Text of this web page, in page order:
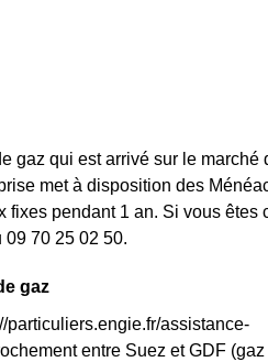
gaz qui est arrivé sur le marché
met à disposition des
pendant 1 an. Si vous êtes
70 25 02 50.
gaz
particuliers.engie.fr/assistance-
entre Suez et GDF